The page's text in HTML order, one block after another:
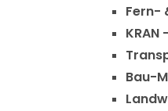
Fern-
KRAN
Bau-